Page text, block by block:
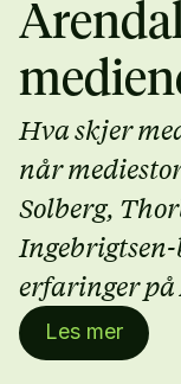
Hva skjer
når
Solberg,
erfaringer
Les mer